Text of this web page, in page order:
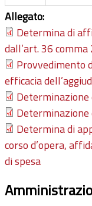
Allegato:
Determina di
dall’art. 36
Provvedimento
efficacia
Determinazione
Determinazione
Determina di
corso d’opera,
di spesa